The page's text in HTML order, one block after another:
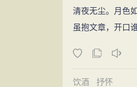
发的人生 之叹。
境况下，有感而
稿》之后的"天下
1084年（元丰
不幸夭折。汝州
到常州居住，后
处。于是苏东坡
清夜无尘。月色
虽抱文章，开口
饮酒 抒怀